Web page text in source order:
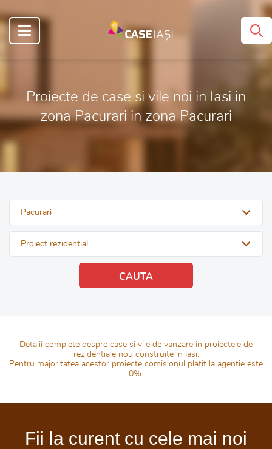
Proiecte de case si vile noi in Iasi in
zona Pacurari in zona Pacurari
Pacurari
Proiect rezidential
Detalii complete despre case si vile de vanzare in proiectele de
rezidentiale nou construite in Iasi.
Pentru majoritatea acestor proiecte comisionul platit la agentie este
0%.
Fii la curent cu cele mai noi